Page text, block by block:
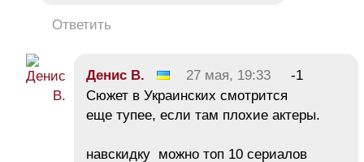
Ответить
Денис В. 27 мая, 19:33
-1
Сюжет в Украинских смотрится
еще тупее, если там плохие актеры.
навскидку можно топ 10 сериалов